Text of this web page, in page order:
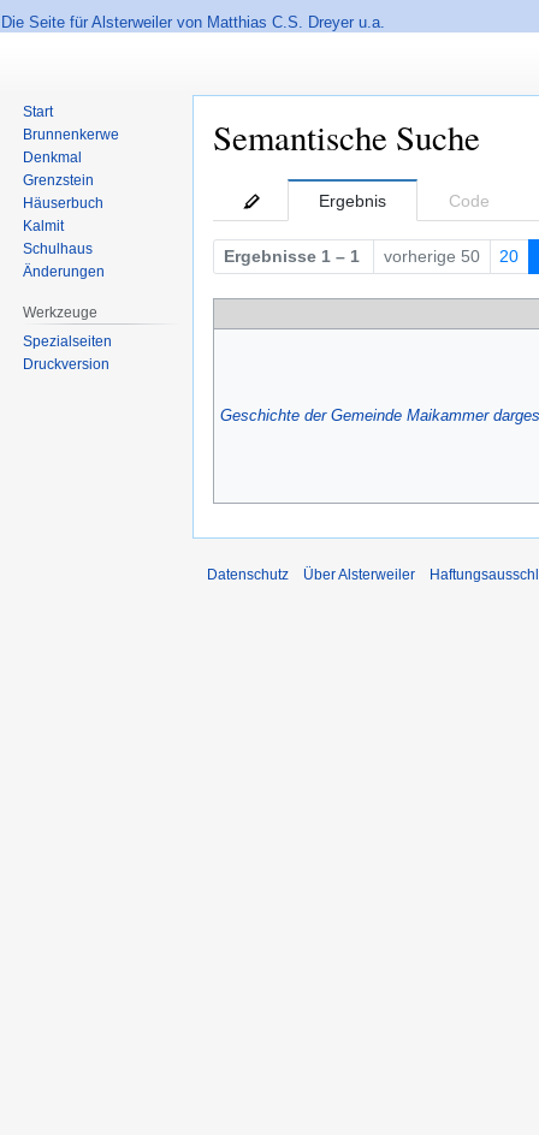
Die Seite für Alsterweiler von Matthias C.S. Dreyer u.a.
Semantische Suche
Navigation
springen
Suche
springen
Ergebnis Code
Ergebnisse 1 – 1 vorherige 50 20
Geschichte der Gemeinde Maikammer
Start
Brunnenkerwe
Denkmal
Grenzstein
Häuserbuch
Kalmit
Schulhaus
Änderungen
Werkzeuge
Spezialseiten
Druckversion
Datenschutz Über Alsterweiler